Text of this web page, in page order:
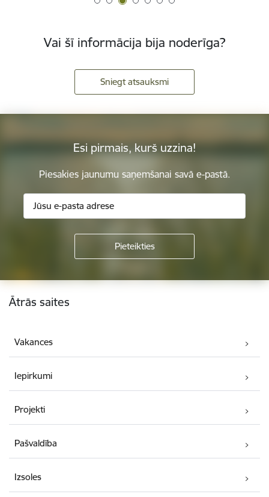
Vai šī informācija bija noderīga?
Sniegt atsauksmi
Esi pirmais, kurš uzzina!
Piesakies jaunumu saņemšanai savā e-pastā.
Kājene
Ātrās saites
Vakances
Iepirkumi
Projekti
Pašvaldība
Izsoles